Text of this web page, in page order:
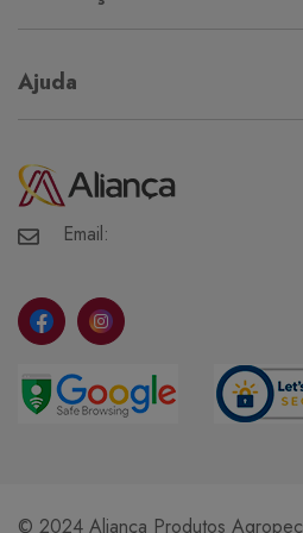
Termos de Uso
Ajuda
Minha Conta
Meus Pedidos
Meus Favoritos
Email:
© 2024 Aliança Produtos